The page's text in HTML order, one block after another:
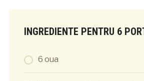
INGREDIENTE PENTRU 6
6 oua